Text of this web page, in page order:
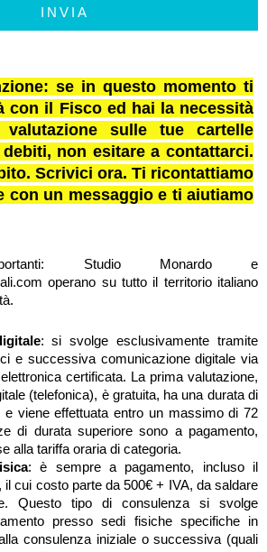
INVIA
se in questo momento ti
con il Fisco ed hai la necessità
sulle tue cartelle
non esitare a contattarci.
Scrivici ora. Ti ricontattiamo
con un messaggio e ti aiutiamo
Studio Monardo e
operano su tutto il territorio italiano
: si svolge esclusivamente tramite
e successiva comunicazione digitale via
certificata. La prima valutazione,
(telefonica), è gratuita, ha una durata di
e viene effettuata entro un massimo di 72
di durata superiore sono a pagamento,
alla tariffa oraria di categoria.
: è sempre a pagamento, incluso il
il cui costo parte da 500€ + IVA, da saldare
Questo tipo di consulenza si svolge
presso sedi fisiche specifiche in
consulenza iniziale o successiva (quali